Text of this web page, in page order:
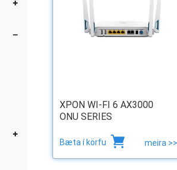
XPON WI-FI 6 AX3000
ONU SERIES
Bæta í körfu meira >>